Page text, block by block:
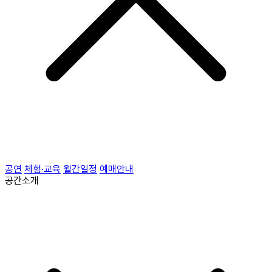
공연 체험·교육 월간일정 예매안내
공간소개